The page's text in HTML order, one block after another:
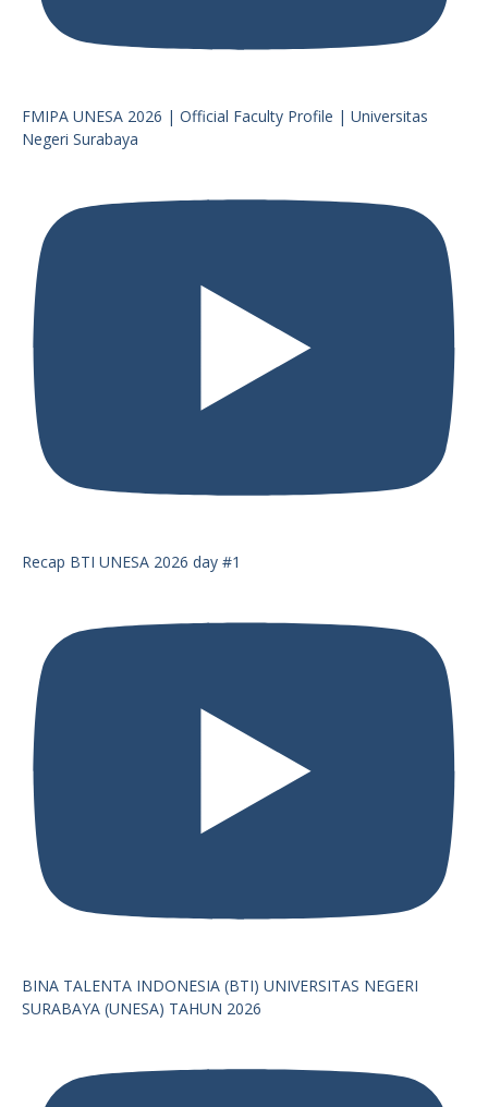
FMIPA UNESA 2026 | Official Faculty Profile | Universitas
Negeri Surabaya
Recap BTI UNESA 2026 day #1
BINA TALENTA INDONESIA (BTI) UNIVERSITAS NEGERI
SURABAYA (UNESA) TAHUN 2026